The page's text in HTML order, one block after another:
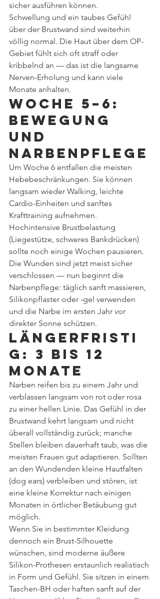
sicher ausführen können.
Schwellung und ein taubes Gefühl
über der Brustwand sind weiterhin
völlig normal. Die Haut über dem OP-
Gebiet fühlt sich oft straff oder
kribbelnd an — das ist die langsame
Nerven-Erholung und kann viele
Monate anhalten.
Woche 5–6:
Bewegung
und
Narbenpflege
Um Woche 6 entfallen die meisten
Hebebeschränkungen. Sie können
langsam wieder Walking, leichte
Cardio-Einheiten und sanftes
Krafttraining aufnehmen.
Hochintensive Brustbelastung
(Liegestütze, schweres Bankdrücken)
sollte noch einige Wochen pausieren.
Die Wunden sind jetzt meist sicher
verschlossen — nun beginnt die
Narbenpflege: täglich sanft massieren,
Silikonpflaster oder -gel verwenden
und die Narbe im ersten Jahr vor
direkter Sonne schützen.
Längerfristi
g: 3 bis 12
Monate
Narben reifen bis zu einem Jahr und
verblassen langsam von rot oder rosa
zu einer hellen Linie. Das Gefühl in der
Brustwand kehrt langsam und nicht
überall vollständig zurück; manche
Stellen bleiben dauerhaft taub, was die
meisten Frauen gut adaptieren. Sollten
an den Wundenden kleine Hautfalten
(dog ears) verbleiben und stören, ist
eine kleine Korrektur nach einigen
Monaten in örtlicher Betäubung gut
möglich.
Wenn Sie in bestimmter Kleidung
dennoch ein Brust-Silhouette
wünschen, sind moderne äußere
Silikon-Prothesen erstaunlich realistisch
in Form und Gefühl. Sie sitzen in einem
Taschen-BH oder haften sanft auf der